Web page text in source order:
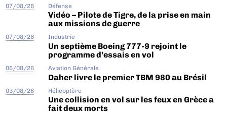
07/08/26 Défense
Vidéo – Pilote de Tigre, de la prise en main
aux missions de guerre
07/08/26 Industrie
Un septième Boeing 777-9 rejoint le
programme d’essais en vol
06/08/26 Aviation Générale
Daher livre le premier TBM 980 au Brésil
03/08/26 Hélicoptère
Une collision en vol sur les feux en Grèce a
fait deux morts